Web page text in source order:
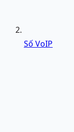
Số VoIP